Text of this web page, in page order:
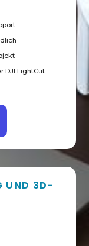
DJI LightCut
UND 3D-